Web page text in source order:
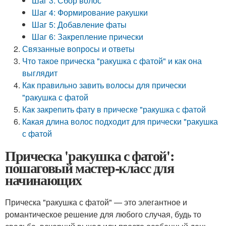
Шаг 4: Формирование ракушки
Шаг 5: Добавление фаты
Шаг 6: Закрепление прически
Связанные вопросы и ответы
Что такое прическа "ракушка с фатой" и как она
выглядит
Как правильно завить волосы для прически
"ракушка с фатой
Как закрепить фату в прическе "ракушка с фатой
Какая длина волос подходит для прически "ракушка
с фатой
Прическа 'ракушка с фатой':
пошаговый мастер-класс для
начинающих
Прическа "ракушка с фатой" — это элегантное и
романтическое решение для любого случая, будь то